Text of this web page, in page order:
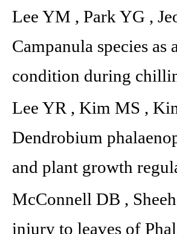
Lee YM , Park YG ,
Campanula species
condition during
Lee YR , Kim MS ,
Dendrobium
and plant growth
McConnell DB ,
injury to leaves of